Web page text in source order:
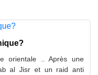
orientale .. Après une
al Jisr et un raid anti